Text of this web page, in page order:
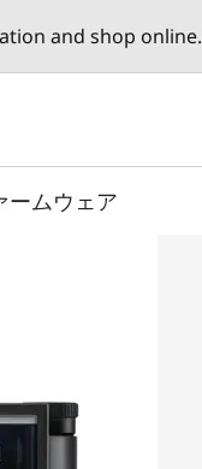
and shop online.
ームウェア